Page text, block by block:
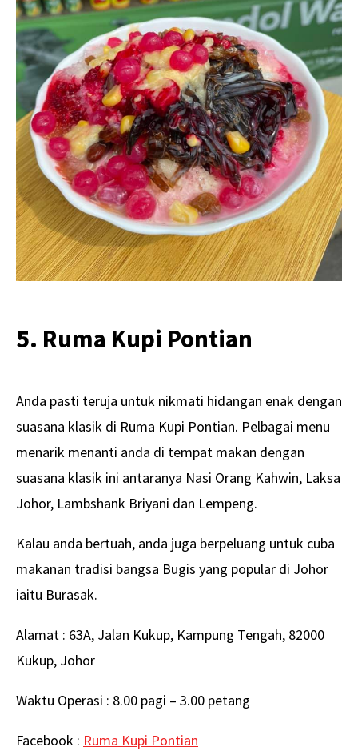
5. Ruma Kupi Pontian
Anda pasti teruja untuk nikmati hidangan enak dengan
suasana klasik di Ruma Kupi Pontian. Pelbagai menu
menarik menanti anda di tempat makan dengan
suasana klasik ini antaranya Nasi Orang Kahwin, Laksa
Johor, Lambshank Briyani dan Lempeng.
Kalau anda bertuah, anda juga berpeluang untuk cuba
makanan tradisi bangsa Bugis yang popular di Johor
iaitu Burasak.
Alamat : 63A, Jalan Kukup, Kampung Tengah, 82000
Kukup, Johor
Waktu Operasi : 8.00 pagi – 3.00 petang
Facebook : Ruma Kupi Pontian